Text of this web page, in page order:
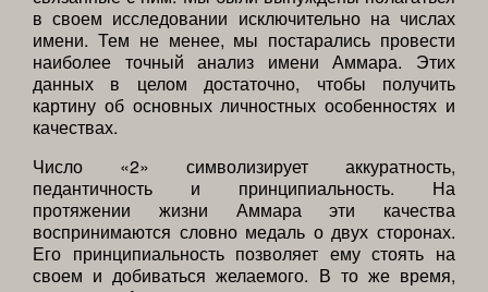
в своем исследовании исключительно на числах
имени. Тем не менее, мы постарались провести
наиболее точный анализ имени Аммара. Этих
данных в целом достаточно, чтобы получить
картину об основных личностных особенностях и
качествах.
Число «2» символизирует аккуратность,
педантичность и принципиальность. На
протяжении жизни Аммара эти качества
воспринимаются словно медаль о двух сторонах.
Его принципиальность позволяет ему стоять на
своем и добиваться желаемого. В то же время,